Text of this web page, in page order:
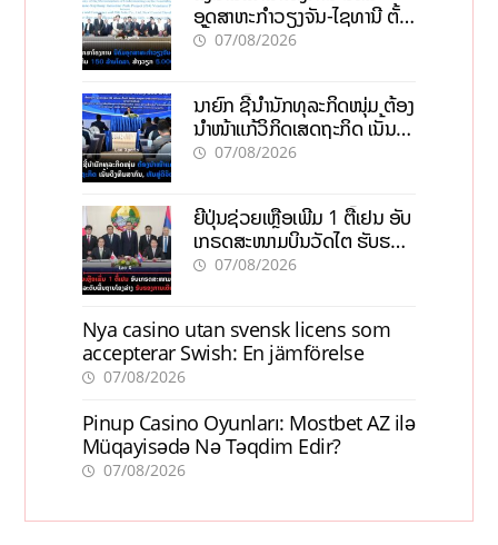
ອຸດສາຫະກຳວຽງຈັນ-ໄຊທານີ ຕັ້ງ
ເປົ້າດຶງທຶນ 150 ລ້ານໂດລາ, ສ້າງ
07/08/2026
ນາຍົກ ຊີ້ນຳນັກທຸລະກິດໜຸ່ມ ຕ້ອງ
ນຳໜ້າແກ້ວິກິດເສດຖະກິດ ເນັ້ນດຶງ
ທຶນສາກົນ, ຫັນສູ່ດິຈິຕອນ
07/08/2026
ຍີ່ປຸ່ນຊ່ວຍເຫຼືອເພີ່ມ 1 ຕື້ເຢນ ອັບ
ເກຣດສະໜາມບິນວັດໄຕ ຮັບຮອງ
ການເຕີບໂຕ
07/08/2026
Nya casino utan svensk licens som
accepterar Swish: En jämförelse
07/08/2026
Pinup Casino Oyunları: Mostbet AZ ilə
Müqayisədə Nə Təqdim Edir?
07/08/2026